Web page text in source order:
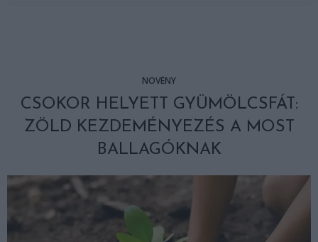
NÖVÉNY
CSOKOR HELYETT GYÜMÖLCSFÁT:
ZÖLD KEZDEMÉNYEZÉS A MOST
BALLAGÓKNAK